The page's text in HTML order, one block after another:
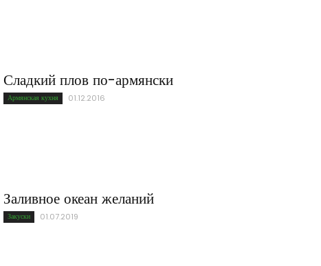
Сладкий плов по-армянски
Армянская кухня 01.12.2016
Заливное океан желаний
Закуски 01.07.2019